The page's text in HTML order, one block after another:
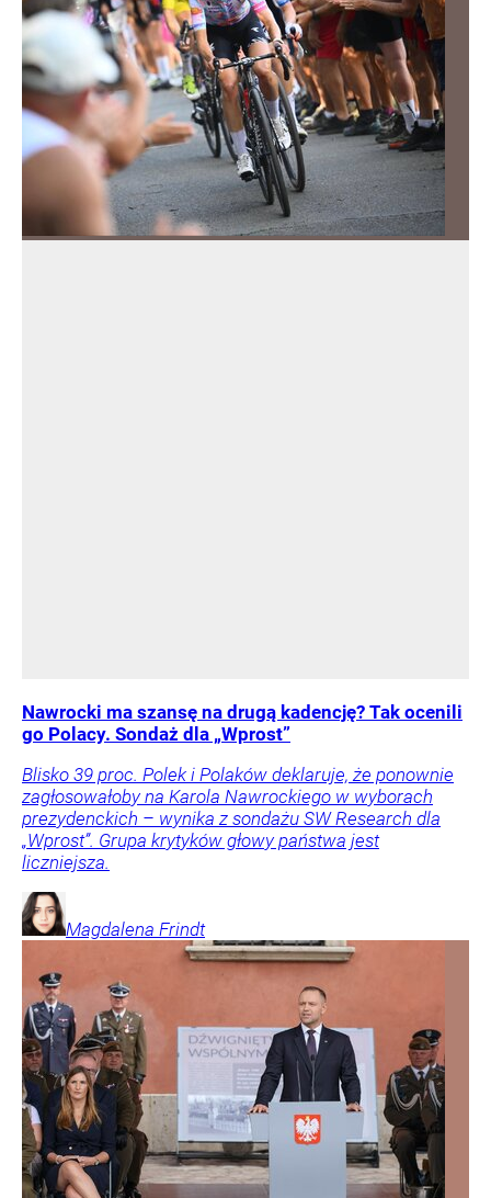
Nawrocki ma szansę na drugą kadencję? Tak ocenili
go Polacy. Sondaż dla „Wprost”
Blisko 39 proc. Polek i Polaków deklaruje, że ponownie
zagłosowałoby na Karola Nawrockiego w wyborach
prezydenckich – wynika z sondażu SW Research dla
„Wprost”. Grupa krytyków głowy państwa jest
liczniejsza.
Magdalena Frindt